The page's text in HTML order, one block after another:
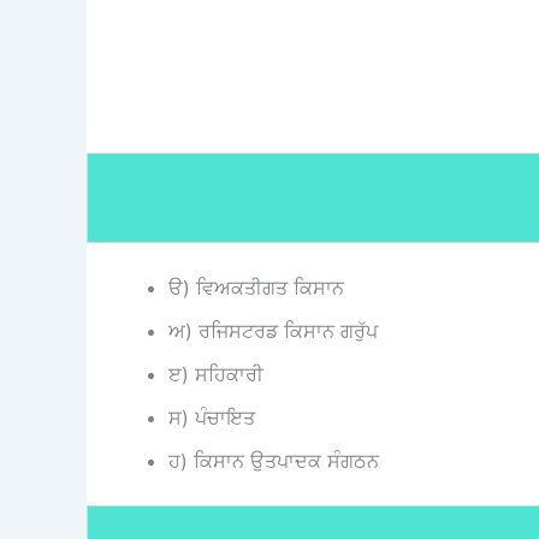
ੳ) ਵਿਅਕਤੀਗਤ ਕਿਸਾਨ
ਅ) ਰਜਿਸਟਰਡ ਕਿਸਾਨ ਗਰੁੱਪ
ੲ) ਸਹਿਕਾਰੀ
ਸ) ਪੰਚਾਇਤ
ਹ) ਕਿਸਾਨ ਉਤਪਾਦਕ ਸੰਗਠਨ